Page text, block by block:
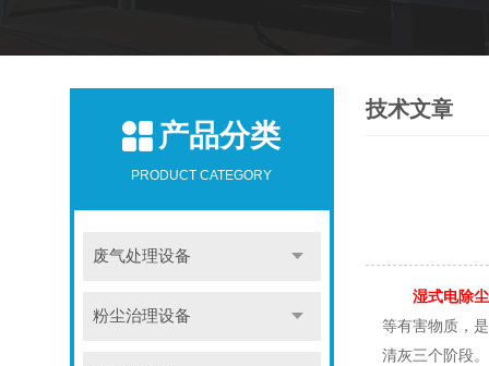
产品分类
PRODUCT CATEGORY
废气处理设备
粉尘治理设备
技术文章
湿式电除
等有害物质，
清灰三个阶段。